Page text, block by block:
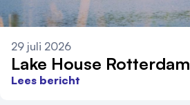
29 juli 2026
Lake House Rotterdam
Lees bericht